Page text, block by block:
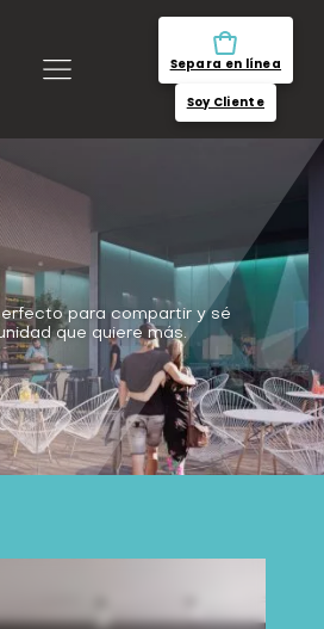
Separa en línea
Soy Cliente
para compartir y sé
que quiere más.